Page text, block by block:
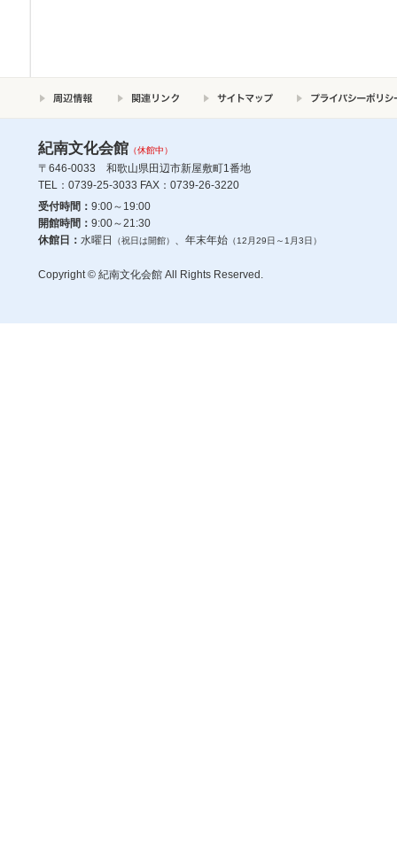
紀南文化会館 （休館中）
〒646-0033 和歌山県田辺市新屋敷町1番地
TEL：0739-25-3033 FAX：0739-26-3220
受付時間： 9:00～19:00
開館時間： 9:00～21:30
休館日： 水曜日 （祝日は開館） 、年末年始（12月29日～1月3日）
Copyright © 紀南文化会館 All Rights Reserved.